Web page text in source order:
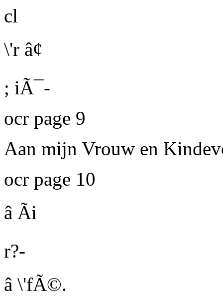
cl
\'r â¢
; iÃ¯-
ocr page 9
Aan mijn Vrouw en
ocr page 10
â Ãi
r?-
â \'fÃ©.